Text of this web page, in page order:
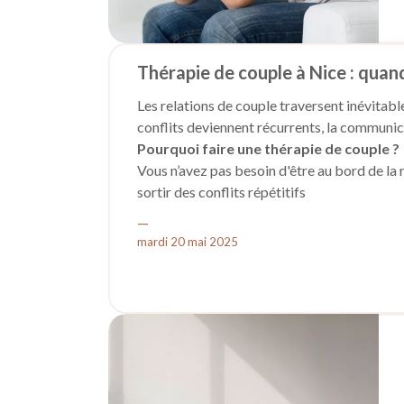
Thérapie de couple à Nice :
Les relations de couple traversent
conflits deviennent récurrents, la
événement de vie (naissance, deuil,
l’équilibre. Dans ces moments-là, la
dialogue, se comprendre autrement, et
Pourquoi faire une thérapie de couple ?
Vous n’avez pas besoin d'être au bord de
sortir des conflits répétitifs
aborder une crise ou un changement
chercher de coupable. Il s’agit d’offrir un
avancer en conscience.
Comment se passe une thérapie de
Chaque séance dure environ
, et
—
mardi 20 mai 2025